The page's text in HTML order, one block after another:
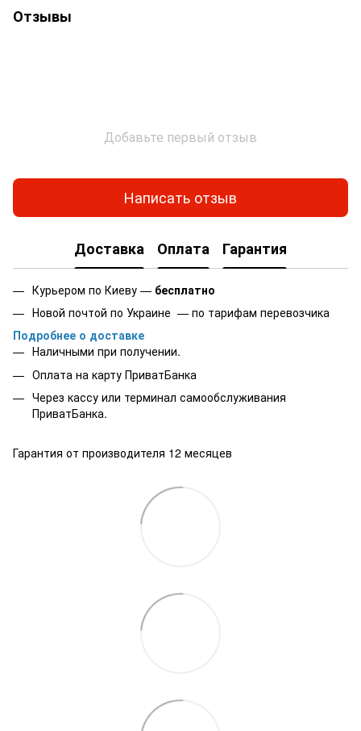
Отзывы
Добавьте первый отзыв
Написать отзыв
Доставка Оплата Гарантия
Курьером по Киеву — бесплатно
Новой почтой по Украине — по тарифам перевозчика
Подробнее о доставке
Наличными при получении.
Оплата на карту ПриватБанка
Через кассу или терминал самообслуживания
ПриватБанка.
Гарантия от производителя 12 месяцев